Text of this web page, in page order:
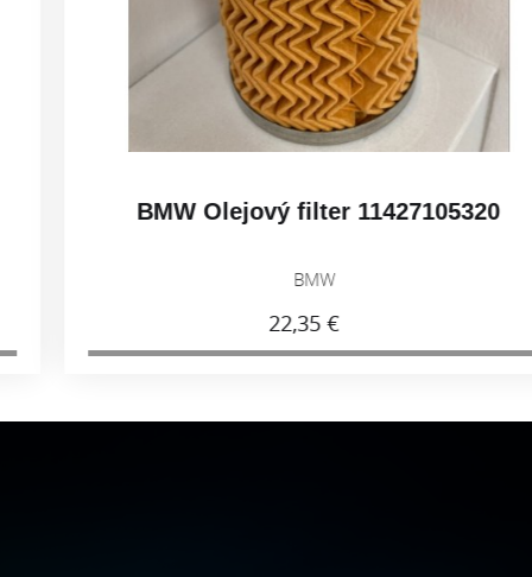
BMW Olejový filter 11427105320
22,35 €